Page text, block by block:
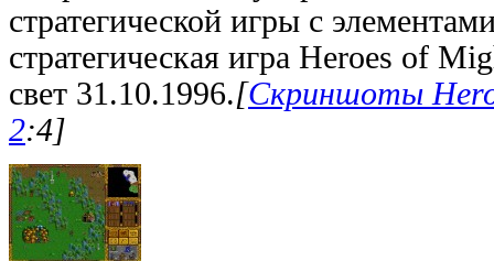
стратегической игры с
стратегическая игра Heroes of
свет 31.10.1996.[Скриншоты
2:4]